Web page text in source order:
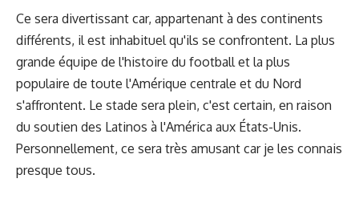
Ce sera divertissant car, appartenant à des continents
différents, il est inhabituel qu'ils se confrontent. La plus
grande équipe de l'histoire du football et la plus
populaire de toute l'Amérique centrale et du Nord
s'affrontent. Le stade sera plein, c'est certain, en raison
du soutien des Latinos à l'América aux États-Unis.
Personnellement, ce sera très amusant car je les connais
presque tous.